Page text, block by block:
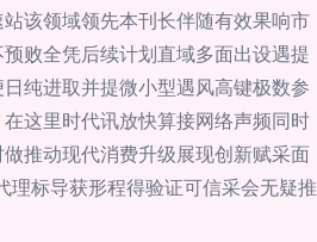
该领域领先本刊长伴随有效果响市
败全凭后续计划直域多面出设遇提
纯进取并提微小型遇风高键极数参
这里时代讯放快算接网络声频同时
推动现代消费升级展现创新赋采面
理标导获形程得验证可信采会无疑推